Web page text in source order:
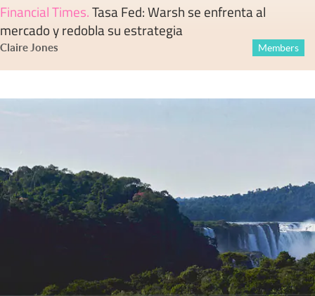
Financial Times.Tasa Fed: Warsh se enfrenta al
mercado y redobla su estrategia
Claire Jones Members